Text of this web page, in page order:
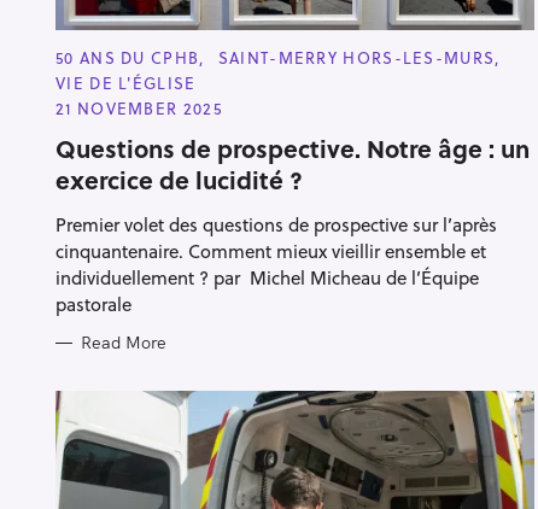
C
A
T
E
O
R
I
E
50 ANS DU CPHB
SAINT-MERRY HORS-LES-MURS
VIE DE L'ÉGLISE
21 NOVEMBER 2025
Questions de prospective. Notre âge : un
exercice de lucidité ?
Premier volet des questions de prospective sur l’après
cinquantenaire. Comment mieux vieillir ensemble et
individuellement ? par Michel Micheau de l’Équipe
pastorale
Read More
r
: